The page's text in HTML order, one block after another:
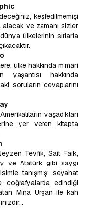
keşfedilmemişi
ve zamanı sizler
ülkelerinin sırlarla
ülke hakkında mimari
yaşantısı hakkında
soruların cevaplarını
yaşadıkları
yer veren kitapta
Tevfik, Sait Faik,
ve Atatürk gibi saygı
tanışmış; seyahat
coğrafyalarda edindiği
Mina Urgan ile kah